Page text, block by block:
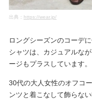
出典： https://wear.jp/
ロングシーズンのコーデ
シャツは、カジュアルな
ージもプラスしています。
30代の大人女性のオフコ
ンツと着こなして飾らない